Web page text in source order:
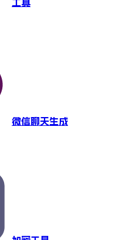
工具
微信聊天生成